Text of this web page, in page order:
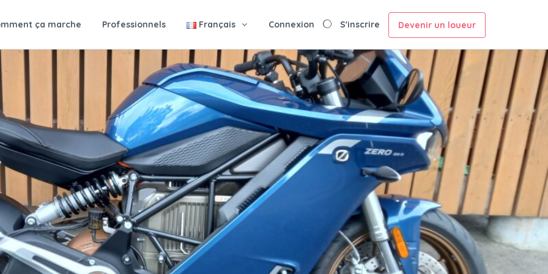
ça marche Professionnels Français Connexion S'inscrire Devenir un loueur